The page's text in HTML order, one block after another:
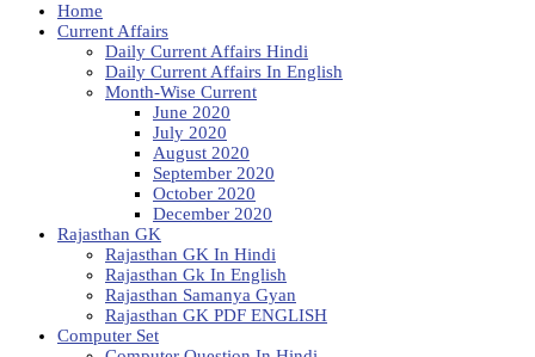
Home
Current Affairs
Daily Current Affairs Hindi
Daily Current Affairs In English
Month-Wise Current
June 2020
July 2020
August 2020
September 2020
October 2020
December 2020
Rajasthan GK
Rajasthan GK In Hindi
Rajasthan Gk In English
Rajasthan Samanya Gyan
Rajasthan GK PDF ENGLISH
Computer Set